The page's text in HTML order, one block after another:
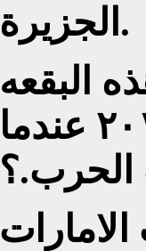
الجزيرة.
البقعه
الجميله منذ سنة ٢٠١٥ عندما
الحرب.؟